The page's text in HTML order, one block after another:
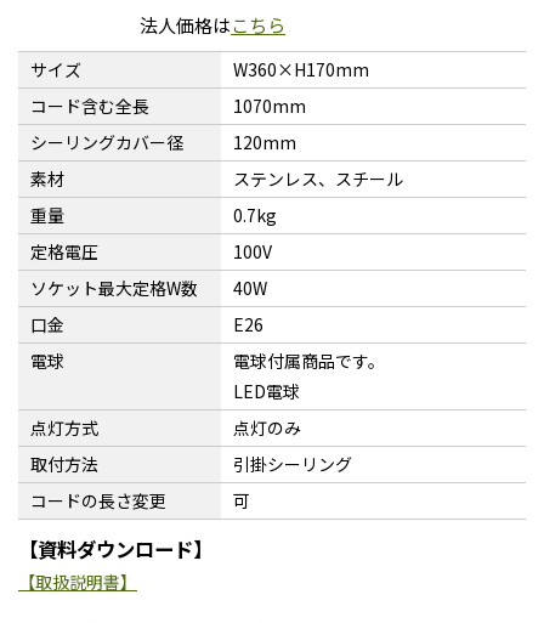
法人価格はこちら
サイズ
W360×H170mm
コード含む全長
1070mm
シーリングカバー径
120mm
素材
ステンレス、スチール
重量
0.7kg
定格電圧
100V
ソケット最大定格W数
40W
口金
E26
電球
電球付属商品です。
LED電球
点灯方式
点灯のみ
取付方法
引掛シーリング
コードの長さ変更
可
【資料ダウンロード】
【取扱説明書】